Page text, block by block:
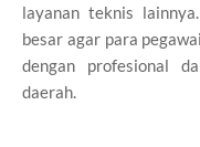
layanan teknis
besar agar para
dengan profesional
daerah.